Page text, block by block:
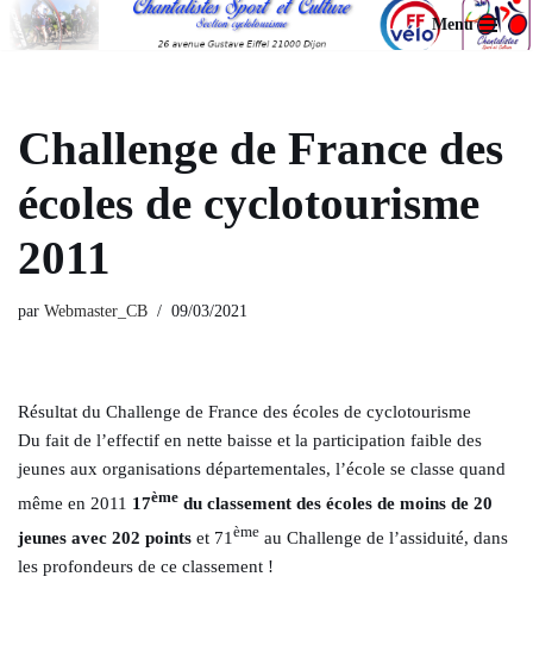
Menu
Challenge de France des
écoles de cyclotourisme
2011
par Webmaster_CB 09/03/2021
Résultat du Challenge de France des écoles de cyclotourisme
Du fait de l’effectif en nette baisse et la participation faible des
jeunes aux organisations départementales, l’école se classe quand
même en 2011 17ème du classement des écoles de moins de 20
jeunes avec 202 points et 71 ème au Challenge de l’assiduité, dans
les profondeurs de ce classement !